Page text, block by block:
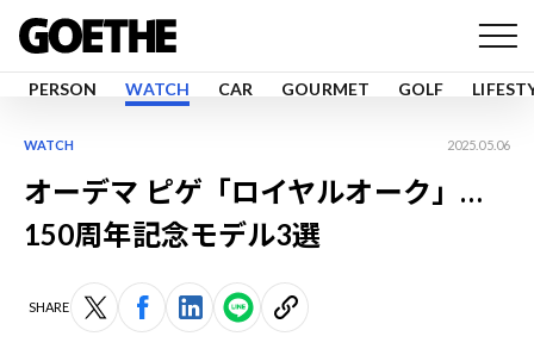
PERSON WATCH CAR GOURMET GOLF
WATCH 2025.05.06
オーデマ ピゲ「ロイヤルオーク」…
150周年記念モデル3選
SHARE